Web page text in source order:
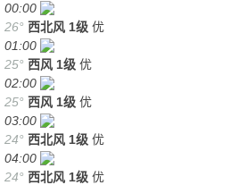
00:00
26° 西北风 1级 优
01:00
25° 西风 1级 优
02:00
25° 西风 1级 优
03:00
24° 西北风 1级 优
04:00
24° 西北风 1级 优